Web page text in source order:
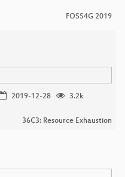
FOSS4G 2019
2019-12-28
3.2k
36C3: Resource Exhaustion